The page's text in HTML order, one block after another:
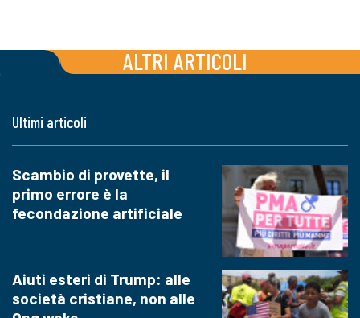
ALTRI ARTICOLI
Ultimi articoli
Scambio di provette, il
primo errore è la
fecondazione artificiale
Aiuti esteri di Trump: alle
società cristiane, non alle